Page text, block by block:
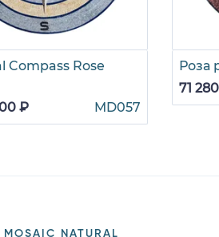
Compass Rose
₽
MD057
Роза
71
MOSAIC NATURAL